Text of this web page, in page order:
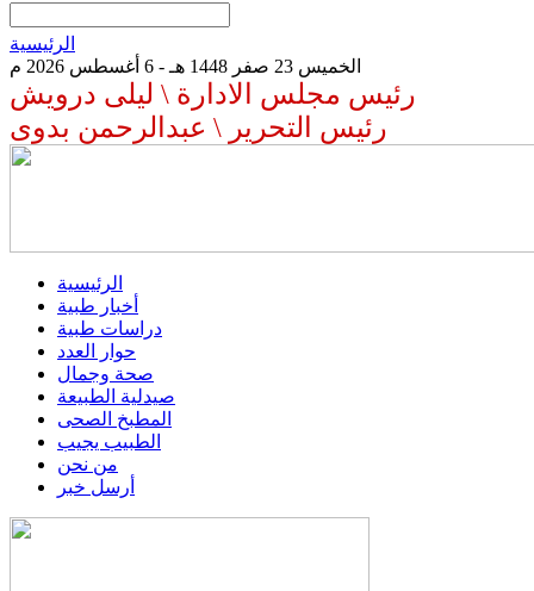
الرئيسية
الخميس 23 صفر 1448 هـ - 6 أغسطس 2026 م
رئيس مجلس الادارة \ ليلى درويش
رئيس التحرير \ عبدالرحمن بدوى
الرئيسية
أخبار طبية
دراسات طبية
حوار العدد
صحة وجمال
صيدلية الطبيعة
المطبخ الصحى
الطبيب يجيب
من نحن
أرسل خبر